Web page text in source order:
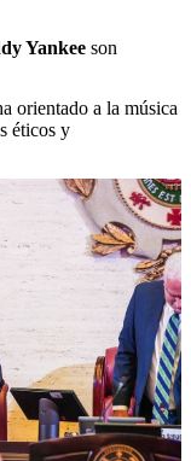
Yankee son
orientado a la música
éticos y